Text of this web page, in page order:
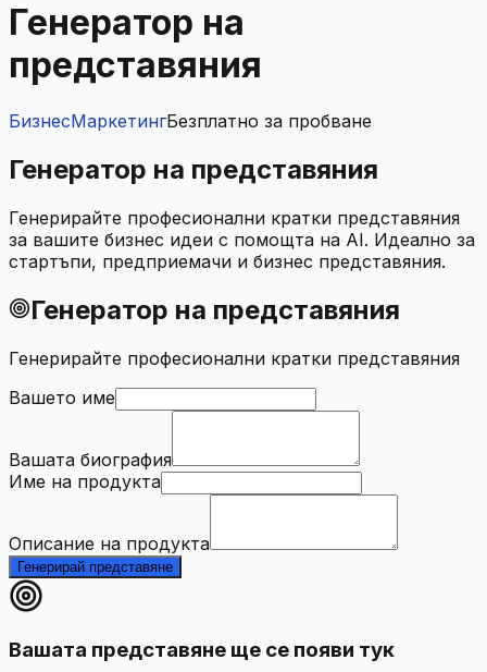
Генератор на
представяния
БизнесМаркетингБезплатно за пробване
Генератор на представяния
Генерирайте професионални кратки представяния
за вашите бизнес идеи с помощта на AI. Идеално за
стартъпи, предприемачи и бизнес представяния.
Генератор на представяния
Генерирайте професионални кратки представяния
Вашето име
Вашата биография
Име на продукта
Описание на продукта
Генерирай представяне
Вашата представяне ще се появи тук